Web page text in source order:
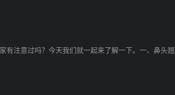
有注意过吗？今天我们就一起来了解一下。一、鼻头翘